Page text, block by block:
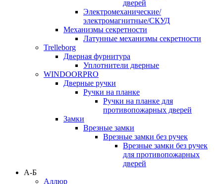
дверей
Электромеханические/
электромагнитные/СКУД
Механизмы секретности
Латунные механизмы секретности
Trelleborg
Дверная фурнитура
Уплотнители дверные
WINDOORPRO
Дверные ручки
Ручки на планке
Ручки на планке для
противопожарных дверей
Замки
Врезные замки
Врезные замки без ручек
Врезные замки без ручек
для противопожарных
дверей
А-Б
Аллюр